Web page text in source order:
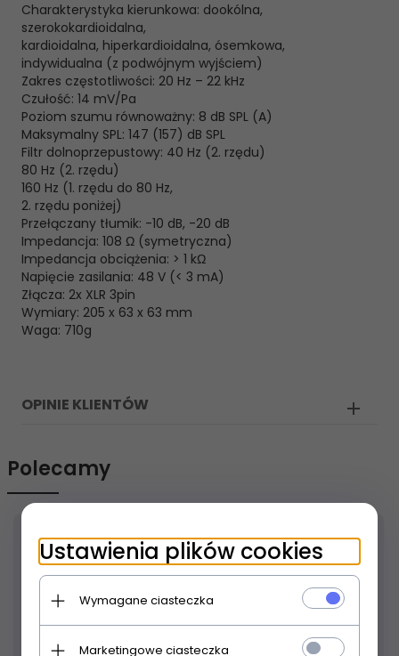
Charakterystyka kierunkowa: dookólna,
szerokokardioidalna,
kardioidalna, hiperkardioidalna, ósemkowa,
indywidualna (z podwójnym wyjściem)
Zakres częstotliwości: 20 Hz – 22 kHz
Czułość: 14 mV/Pa
Poziom szumu równoważny: 8 dB SPL (A)
Maksymalny SPL: 147 (157) dB SPL
Filtr dolnoprzepustowy: 40 Hz (2. rzędu)
80 Hz (2. rzędu)
160 Hz (1. rzędu do 80 Hz,
2. rzędu poniżej)
Przełączany tłumik: -10 dB, -20 dB
Impedancja: 108 Ω (symetryczna)
Impedancja obciążenia: > 1 kΩ
Napięcie zasilania: 48 V (< 3 mA)
Złącza: 2x XLR 3pin
Wymiary: 205 x 63 x 63 mm
Waga: 710g
OPINIE KLIENTÓW
Polecamy
Ustawienia plików cookies
Wymagane ciasteczka
Marketingowe ciasteczka